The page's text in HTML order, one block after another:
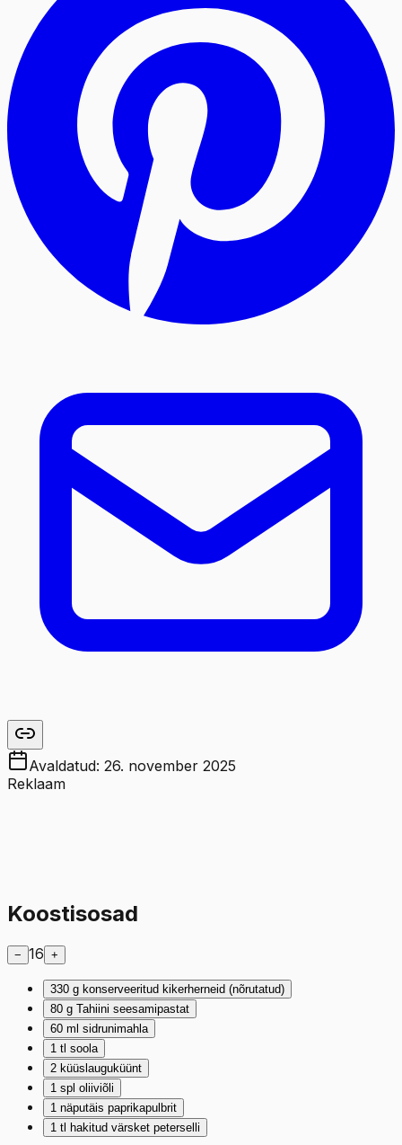
Avaldatud: 26. november 2025
Reklaam
Koostisosad
− 16 +
330 g konserveeritud kikerherneid (nõrutatud)
80 g Tahiini seesamipastat
60 ml sidrunimahla
1 tl soola
2 küüslauguküünt
1 spl oliiviõli
1 näputäis paprikapulbrit
1 tl hakitud värsket peterselli